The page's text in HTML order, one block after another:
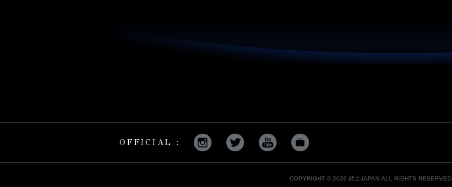
OFFICIAL :
COPYRIGHT © 2026 武士JAPAN ALL RIGHTS RESERVED.